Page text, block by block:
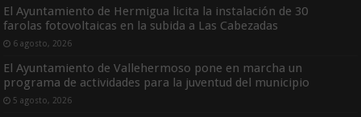
El Ayuntamiento de Hermigua licita la instalación de 30
farolas fotovoltaicas en la subida a Las Cabezadas
6 agosto, 2026
El Ayuntamiento de Vallehermoso pone en marcha un
programa de actividades para la juventud del municipio
5 agosto, 2026